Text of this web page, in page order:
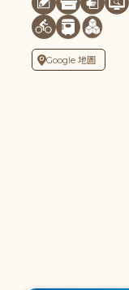
Google 地圖